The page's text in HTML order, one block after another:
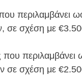
περιλαμβάνει
σε σχέση με
περιλαμβάνει
σε σχέση με